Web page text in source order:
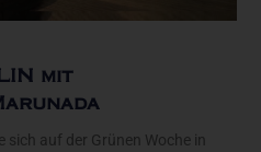
mit
sich auf der Grünen Woche in